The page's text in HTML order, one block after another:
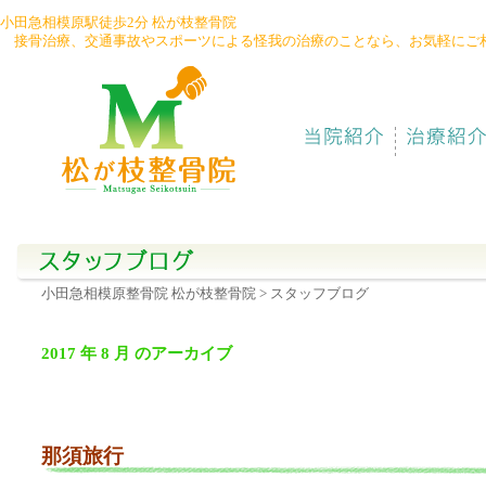
小田急相模原駅徒歩2分 松が枝整骨院
接骨治療、交通事故やスポーツによる怪我の治療のことなら、お気軽にご
042-
小田急相模原整骨院 松が枝整骨院 > スタッフブログ
2017 年 8 月 のアーカイブ
那須旅行